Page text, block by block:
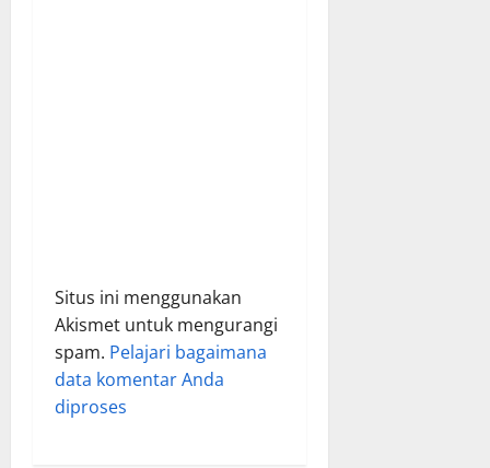
Situs ini menggunakan
Akismet untuk mengurangi
spam. Pelajari bagaimana
data komentar Anda
diproses